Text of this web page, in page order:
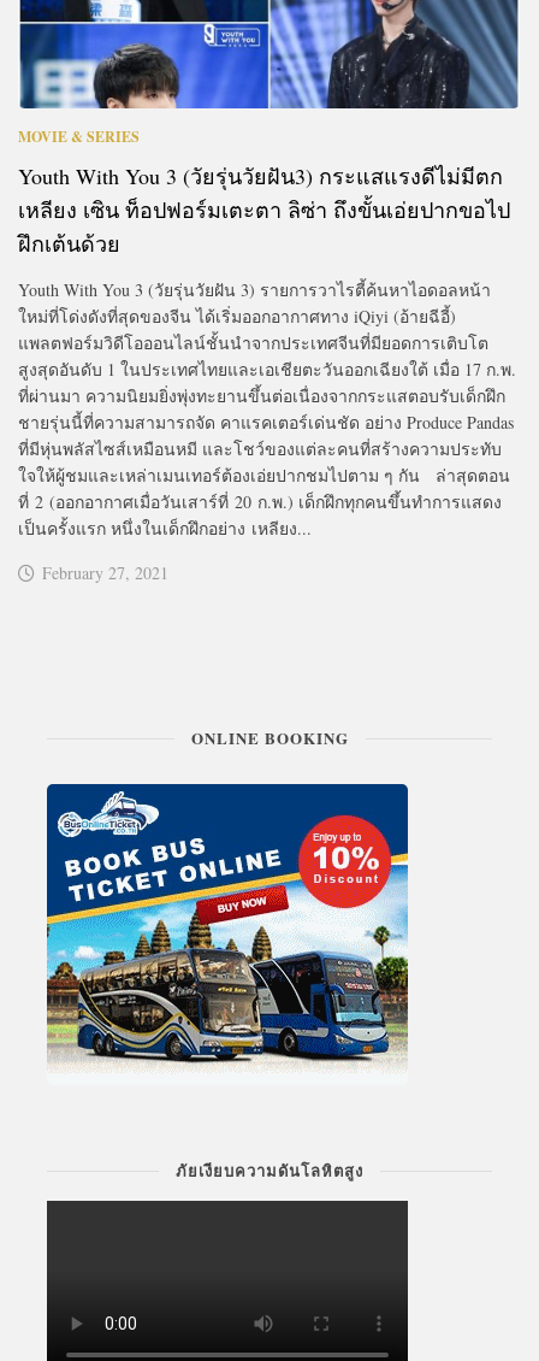
MOVIE & SERIES
Youth With You 3 (วัยรุ่นวัยฝัน3) กระแสแรงดีไม่มีตก
เหลียง เซิน ท็อปฟอร์มเตะตา ลิซ่า ถึงขั้นเอ่ยปากขอไป
ฝึกเต้นด้วย
Youth With You 3 (วัยรุ่นวัยฝัน 3) รายการวาไรตี้ค้นหาไอดอลหน้า
ใหม่ที่โด่งดังที่สุดของจีน ได้เริ่มออกอากาศทาง iQiyi (อ้ายฉีอี้)
แพลตฟอร์มวิดีโอออนไลน์ชั้นนำจากประเทศจีนที่มียอดการเติบโต
สูงสุดอันดับ 1 ในประเทศไทยและเอเชียตะวันออกเฉียงใต้ เมื่อ 17 ก.พ.
ที่ผ่านมา ความนิยมยิ่งพุ่งทะยานขึ้นต่อเนื่องจากกระแสตอบรับเด็กฝึก
ชายรุ่นนี้ที่ความสามารถจัด คาแรคเตอร์เด่นชัด อย่าง Produce Pandas
ที่มีหุ่นพลัสไซส์เหมือนหมี และโชว์ของแต่ละคนที่สร้างความประทับ
ใจให้ผู้ชมและเหล่าเมนเทอร์ต้องเอ่ยปากชมไปตาม ๆ กัน ล่าสุดตอน
ที่ 2 (ออกอากาศเมื่อวันเสาร์ที่ 20 ก.พ.) เด็กฝึกทุกคนขึ้นทำการแสดง
เป็นครั้งแรก หนึ่งในเด็กฝึกอย่าง เหลียง...
February 27, 2021
ONLINE BOOKING
ภัยเงียบความดันโลหิตสูง